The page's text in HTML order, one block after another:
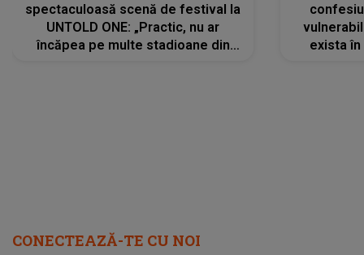
spectaculoasă scenă de festival la
UNTOLD ONE: „Practic, nu ar
încăpea pe multe stadioane din
exista
CONECTEAZĂ-TE CU NOI